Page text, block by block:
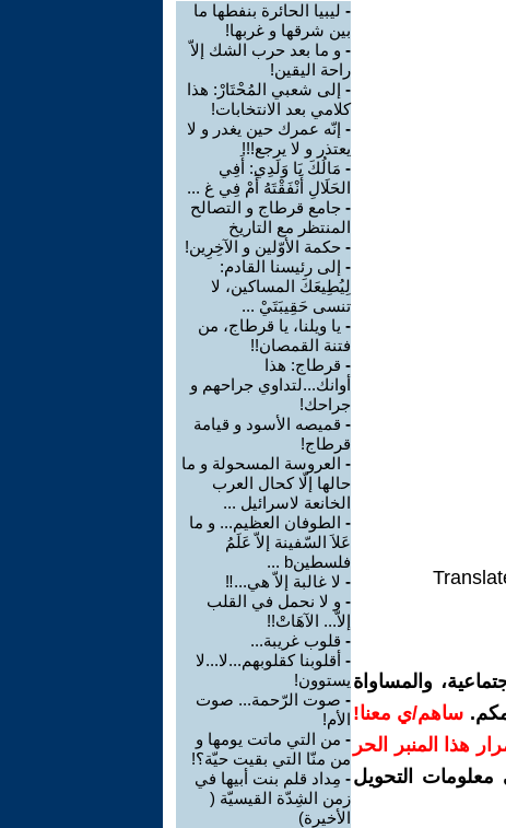
والمساواة
ساهم/ي معنا!
هذا المنبر الحر
معلومات التحويل
- ليبيا الحائرة بنفطها ما
بين شرقها و غربها!
- و ما بعد حرب الشك إلاّ
راحة اليقين!
- إلى شعبي المُحْتَارْ: هذا
كلامي بعد الانتخابات!
- إنّه عمرك حين يغدر و لا
يعتذر و لا يرجع!!!
- مَالُكَ يَا وَلَدِي: أَفِي
الحَلَالِ أَنْفَقْتَهُ أَمْ فِي غ ...
- جامع قرطاج و التصالح
المنتظر مع التاريخ
- حكمة الأوّلين و الآخِرِين!
- إلى رئيسنا القادم:
لِيُطِيعَكَ المساكين، لا
تنسى حَقِيبَتَيْ ...
- يا ويلنا، يا قرطاج، من
فتنة القمصان!!
- قرطاج: هذا
أوانك...لتداوي جراحهم و
جراحك!
- قميصه الأسود و قيامة
قرطاج!
- العروسة المسحولة و ما
حالها إلّا كحال العرب
الخانعة لاسرائيل ...
- الطوفان العظيم... و ما
عَلاَ السّفينة إلاّ عَلَمُ
فلسطينb ...
- لا غالبة إلاّ هي...‼
- و لا نحمل في القلب
إلاّ... الآهَاتْ!!
- قلوب غريبة...
- أقلوبنا كقلوبهم...لا...لا
يستوون!
- صوت الرّحمة... صوت
الأم!
- من التي ماتت يومها و
من منّا التي بقيت حيّة؟!
- مِداد قلم بنت أبيها في
زمن الشِدّة القيسيّة (
الأخيرة)